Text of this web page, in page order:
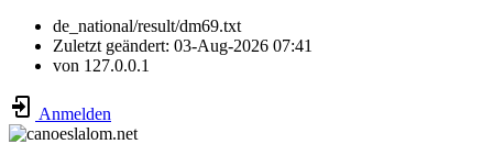
de_national/result/dm69.txt
Zuletzt geändert: 03-Aug-2026 07:41
von 127.0.0.1
Anmelden